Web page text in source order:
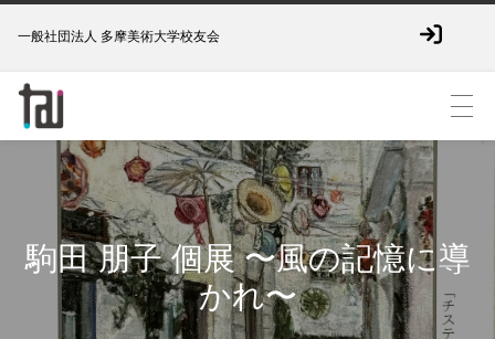
一般社団法人 多摩美術大学校友会
駒田 朋子 個展 〜風の記憶に導
かれ〜